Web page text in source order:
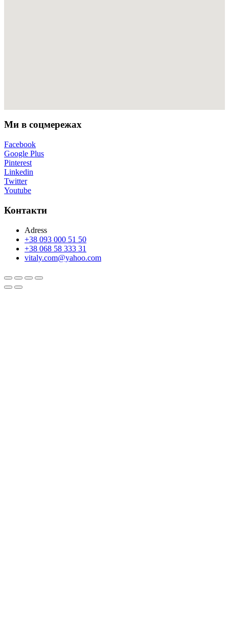
Ми в соцмережах
Facebook
Google Plus
Pinterest
Linkedin
Twitter
Youtube
Контакти
Adress
+38 093 000 51 50
+38 068 58 333 31
vitaly.com@yahoo.com